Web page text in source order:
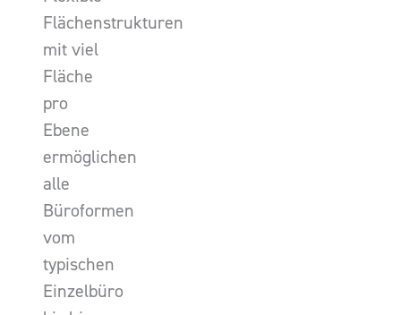
Flächenstrukturen
mit viel
Fläche
pro
Ebene
ermöglichen
alle
Büroformen
vom
typischen
Einzelbüro